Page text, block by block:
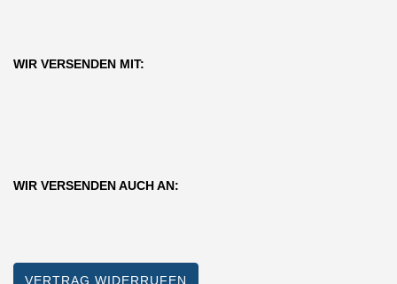
WIR VERSENDEN MIT:
WIR VERSENDEN AUCH AN:
VERTRAG WIDERRUFEN